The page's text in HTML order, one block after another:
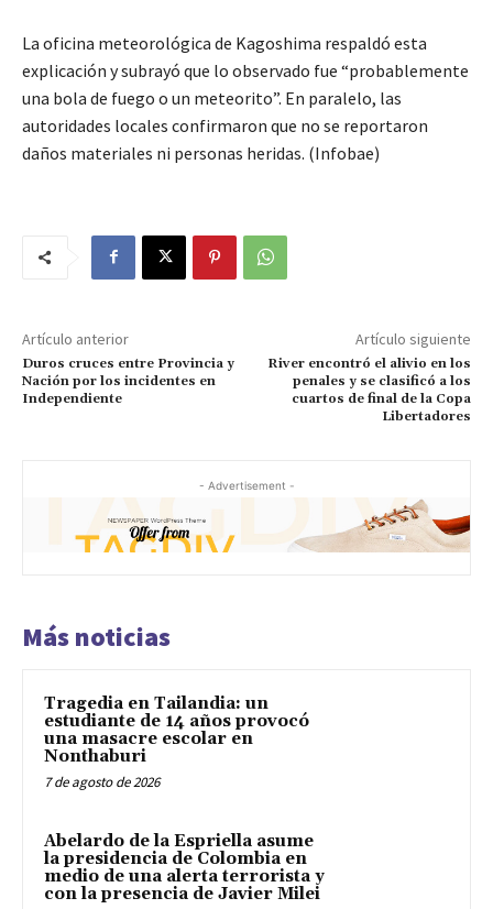
La oficina meteorológica de Kagoshima respaldó esta
explicación y subrayó que lo observado fue “probablemente
una bola de fuego o un meteorito”. En paralelo, las
autoridades locales confirmaron que no se reportaron
daños materiales ni personas heridas. (Infobae)
Artículo anterior
Duros cruces entre Provincia y
Nación por los incidentes en
Independiente
Artículo siguiente
River encontró el alivio en los
penales y se clasificó a los
cuartos de final de la Copa
Libertadores
- Advertisement -
Más noticias
Tragedia en Tailandia: un
estudiante de 14 años provocó
una masacre escolar en
Nonthaburi
7 de agosto de 2026
Abelardo de la Espriella asume
la presidencia de Colombia en
medio de una alerta terrorista y
con la presencia de Javier Milei